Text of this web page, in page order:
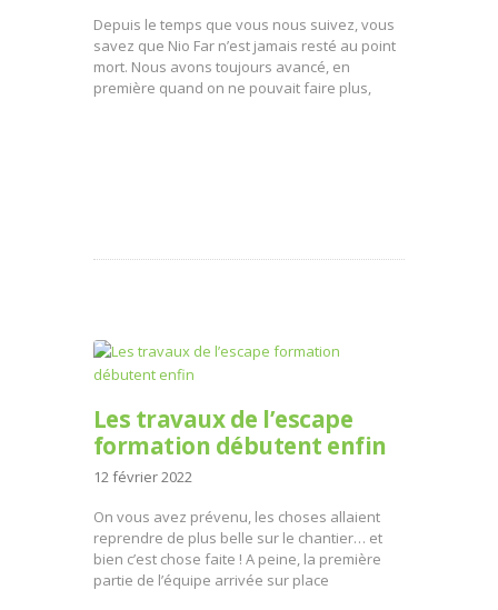
Depuis le temps que vous nous suivez, vous
savez que Nio Far n’est jamais resté au point
mort. Nous avons toujours avancé, en
première quand on ne pouvait faire plus,
Les travaux de l’escape
formation débutent enfin
12 février 2022
On vous avez prévenu, les choses allaient
reprendre de plus belle sur le chantier… et
bien c’est chose faite ! A peine, la première
partie de l’équipe arrivée sur place